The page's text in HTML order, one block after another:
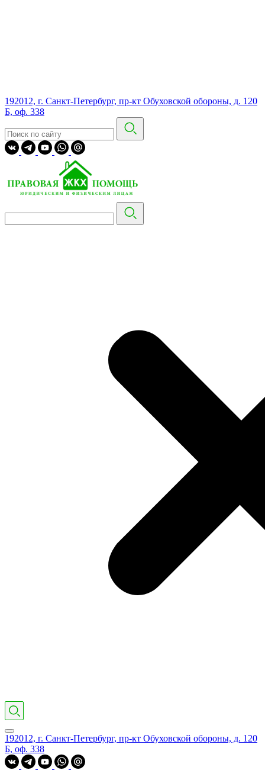
192012, г. Санкт-Петербург, пр-кт Обуховской обороны, д. 120
Б, оф. 338
192012, г. Санкт-Петербург, пр-кт Обуховской обороны, д. 120
Б, оф. 338